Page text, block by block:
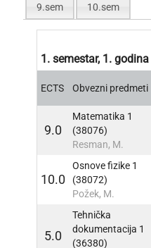
9.sem 10.sem
1. semestar, 1. godina
ECTS Obvezni predmeti
9.0
Matematika 1
(38076)
Resman, M.
10.0
Osnove fizike 1
(38072)
Požek, M.
5.0
Tehnička
dokumentacija 1
(36380)